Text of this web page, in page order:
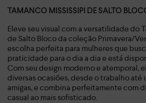
TAMANCO MISSISSIPI DE SALTO
Eleve seu visual com a versatilidade do
de Salto Bloco da coleção Primavera/
escolha perfeita para mulheres que
praticidade para o dia a dia e está
Com seu design moderno e atemporal,
diversas ocasiões, desde o trabalho até
amigas, e combina perfeitamente com
casual ao mais sofisticado.